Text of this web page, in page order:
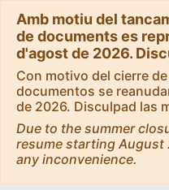
Amb motiu del
de documents es
d'agost de 2026.
Con motivo del cierre
documentos se
de 2026. Disculpad las
Due to the summer
resume starting August
any inconvenience.